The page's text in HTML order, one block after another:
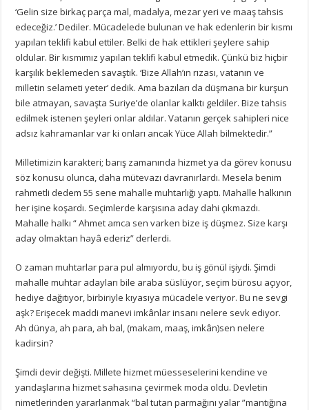
‘Gelin size birkaç parça mal, madalya, mezar yeri ve maaş tahsis
edeceğiz.’ Dediler. Mücadelede bulunan ve hak edenlerin bir kısmı
yapılan teklifi kabul ettiler. Belki de hak ettikleri şeylere sahip
oldular. Bir kısmımız yapılan teklifi kabul etmedik. Çünkü biz hiçbir
karşılık beklemeden savaştık. ‘Bize Allah’ın rızası, vatanın ve
milletin selameti yeter’ dedik. Ama bazıları da düşmana bir kurşun
bile atmayan, savaşta Suriye’de olanlar kalktı geldiler. Bize tahsis
edilmek istenen şeyleri onlar aldılar. Vatanın gerçek sahipleri nice
adsız kahramanlar var ki onları ancak Yüce Allah bilmektedir.”
Milletimizin karakteri; barış zamanında hizmet ya da görev konusu
söz konusu olunca, daha mütevazı davranırlardı. Mesela benim
rahmetli dedem 55 sene mahalle muhtarlığı yaptı. Mahalle halkının
her işine koşardı. Seçimlerde karşısına aday dahi çıkmazdı.
Mahalle halkı “ Ahmet amca sen varken bize iş düşmez. Size karşı
aday olmaktan hayâ ederiz” derlerdi.
O zaman muhtarlar para pul almıyordu, bu iş gönül işiydi. Şimdi
mahalle muhtar adayları bile araba süslüyor, seçim bürosu açıyor,
hediye dağıtıyor, birbiriyle kıyasıya mücadele veriyor. Bu ne sevgi
aşk? Erişecek maddi manevi imkânlar insanı nelere sevk ediyor.
Ah dünya, ah para, ah bal, (makam, maaş, imkân)sen nelere
kadirsin?
Şimdi devir değişti. Millete hizmet müesseselerini kendine ve
yandaşlarına hizmet sahasına çevirmek moda oldu. Devletin
nimetlerinden yararlanmak “bal tutan parmağını yalar ”mantığına